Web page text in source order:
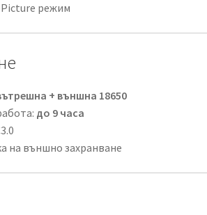
режим
+ външна 18650
до 9 часа
на външно захранване